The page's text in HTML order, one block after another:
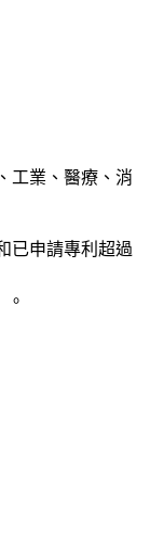
工業、醫療、消
已申請專利超過